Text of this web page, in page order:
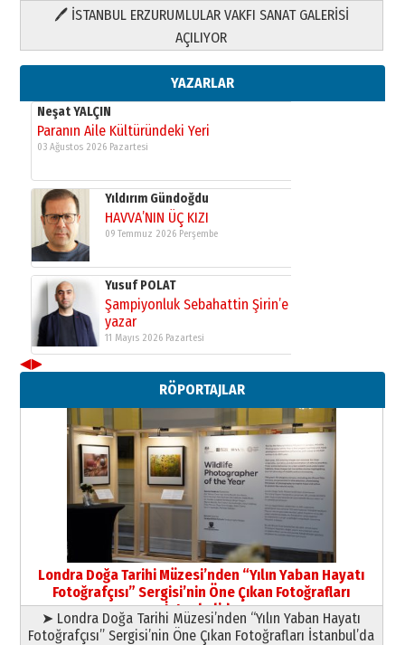
🖊 İSTANBUL ERZURUMLULAR VAKFI SANAT GALERİSİ
AÇILIYOR
YAZARLAR
Yusuf POLAT
Şampiyonluk Sebahattin Şirin’e
11 Mayıs 2026 Pazartesi
Neşat YALÇIN
Paranın Aile Kültüründeki Yeri
03 Ağustos 2026 Pazartesi
Yıldırım Gündoğdu
HAVVA’NIN ÜÇ KIZI
09 Temmuz 2026 Perşembe
Yusuf POLAT
Şampiyonluk Sebahattin Şirin’e
yazar
11 Mayıs 2026 Pazartesi
Neşat YALÇIN
Paranın Aile Kültüründeki Yeri
03 Ağustos 2026 Pazartesi
Yıldırım Gündoğdu
HAVVA’NIN ÜÇ KIZI
09 Temmuz 2026 Perşembe
Yusuf POLAT
Şampiyonluk Sebahattin Şirin’e
yazar
11 Mayıs 2026 Pazartesi
◀▶
RÖPORTAJLAR
Londra Doğa Tarihi Müzesi’nden “Yılın Yaban Hayatı
Fotoğrafçısı” Sergisi’nin Öne Çıkan Fotoğrafları
İstanbul’da
➤ Londra Doğa Tarihi Müzesi’nden “Yılın Yaban Hayatı
Fotoğrafçısı” Sergisi’nin Öne Çıkan Fotoğrafları İstanbul’da